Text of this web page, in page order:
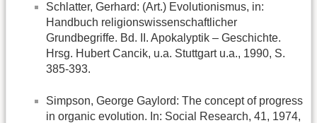
Schlatter, Gerhard: (Art.) Evolutionismus, in:
Handbuch religionswissenschaftlicher
Grundbegriffe. Bd. II. Apokalyptik – Geschichte.
Hrsg. Hubert Cancik, u.a. Stuttgart u.a., 1990, S.
385-393.
Simpson, George Gaylord: The concept of progress
in organic evolution. In: Social Research, 41, 1974,